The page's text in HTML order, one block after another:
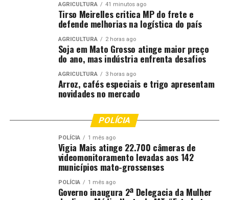
“Um alerta importante é que, nesse ano, a Portaria nº
40 da Agência de Defesa Agropecuária da Bahia (Adab),
ela traz novas diretrizes, principalmente com relação ao
manejo de destruição de tigueras. E que plantas
germinadas há até 30 dias ou no estágio V4, elas
também estão passíveis de autuação. Visto é que são
plantas sem tratamento fitossanitário que, mesmo no
período que antecede ao vazio, ela está ocasionando um
naquelas imediações”, advertiu Aloísio Júnior.
Calendário do Vazio Sanitário por
Região 1:De 26 de junho a 7 de outubro de 2026.
AGRICULTURA 41 minutos ago
Tirso Meirelles critica MP do frete e
defende melhorias na logística do país
AGRICULTURA 2 horas ago
Soja em Mato Grosso atinge maior preço
do ano, mas indústria enfrenta desafios
AGRICULTURA 3 horas ago
Arroz, cafés especiais e trigo apresentam
novidades no mercado
POLÍCIA
POLÍCIA 1 mês ago
Vigia Mais atinge 22.700 câmeras de
videomonitoramento levadas aos 142
municípios mato-grossenses
POLÍCIA 1 mês ago
Governo inaugura 2ª Delegacia da Mulher